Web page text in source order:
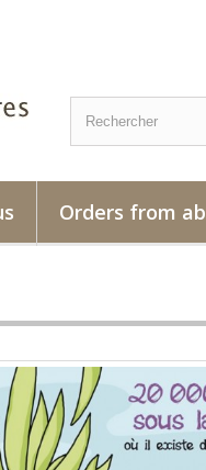
Orders from